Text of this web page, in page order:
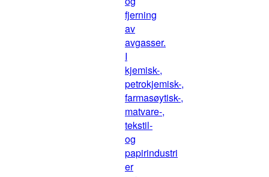
fjerning
av
avgasser.
I
kjemisk-,
petrokjemisk-,
farmasøytisk-,
matvare-,
tekstil-
og
papirindustri
er